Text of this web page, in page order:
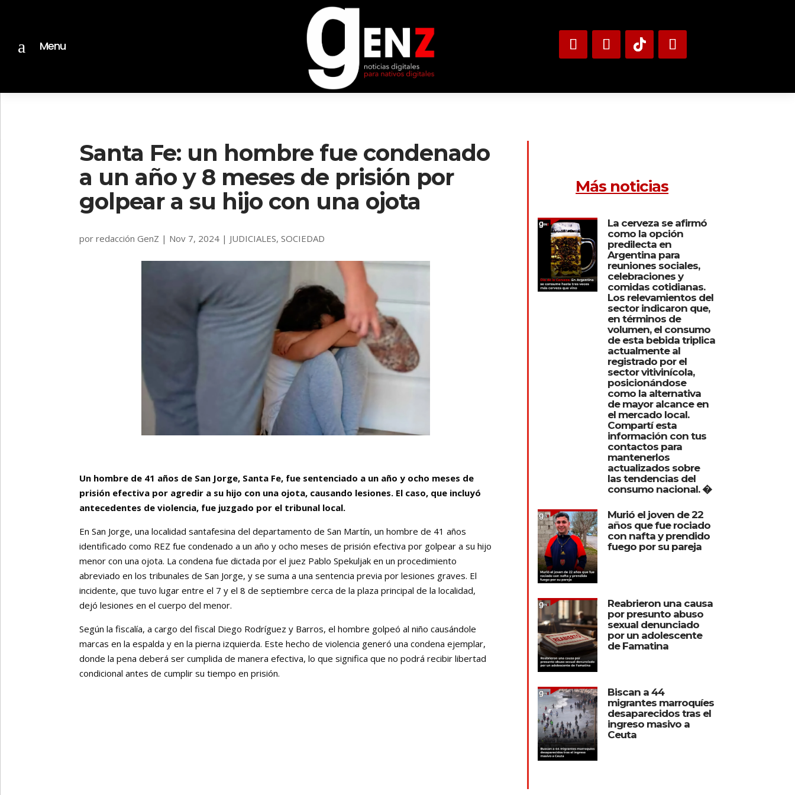
a Menu
Santa Fe: un hombre fue condenado
a un año y 8 meses de prisión por
golpear a su hijo con una ojota
porredacción GenZ | Nov 7, 2024 | JUDICIALES,SOCIEDAD
Un hombre de 41 años de San Jorge, Santa Fe, fue sentenciado a un año y ocho meses de
prisión efectiva por agredir a su hijo con una ojota, causando lesiones. El caso, que incluyó
antecedentes de violencia, fue juzgado por el tribunal local.
En San Jorge, una localidad santafesina del departamento de San Martín, un hombre de 41 años
identificado como REZ fue condenado a un año y ocho meses de prisión efectiva por golpear a su hijo
menor con una ojota. La condena fue dictada por el juez Pablo Spekuljak en un procedimiento
abreviado en los tribunales de San Jorge, y se suma a una sentencia previa por lesiones graves. El
incidente, que tuvo lugar entre el 7 y el 8 de septiembre cerca de la plaza principal de la localidad,
dejó lesiones en el cuerpo del menor.
Según la fiscalía, a cargo del fiscal Diego Rodríguez y Barros, el hombre golpeó al niño causándole
marcas en la espalda y en la pierna izquierda. Este hecho de violencia generó una condena ejemplar,
donde la pena deberá ser cumplida de manera efectiva, lo que significa que no podrá recibir libertad
condicional antes de cumplir su tiempo en prisión.
Más noticias
La cerveza se afirmó
como la opción
predilecta en
Argentina para
reuniones sociales,
celebraciones y
comidas cotidianas.
Los relevamientos del
sector indicaron que,
en términos de
volumen, el consumo
de esta bebida triplica
actualmente al
registrado por el
sector vitivinícola,
posicionándose
como la alternativa
de mayor alcance en
el mercado local.
Compartí esta
información con tus
contactos para
mantenerlos
actualizados sobre
las tendencias del
consumo nacional. �
Murió el joven de 22
años que fue rociado
con nafta y prendido
fuego por su pareja
Reabrieron una causa
por presunto abuso
sexual denunciado
por un adolescente
de Famatina
Biscan a 44
migrantes marroquíes
desaparecidos tras el
ingreso masivo a
Ceuta